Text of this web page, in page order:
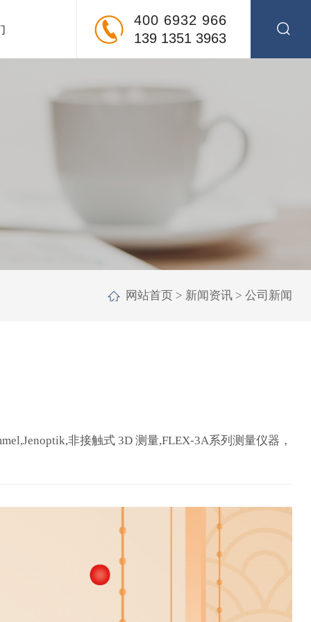
400 6932 966
139 1351 3963
网站首页 > 新闻资讯 >公司新闻
非接触式 3D 测量,FLEX-3A系列测量仪器，